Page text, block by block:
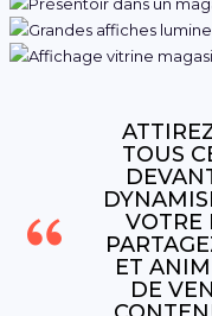
TOUS
VOTRE
ET
DE